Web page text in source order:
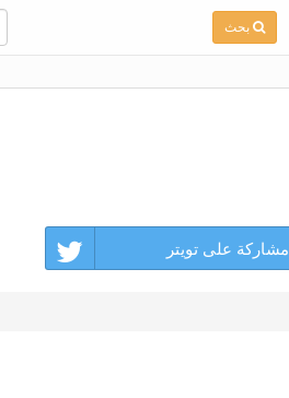
بحث
مشاركة على تويتر